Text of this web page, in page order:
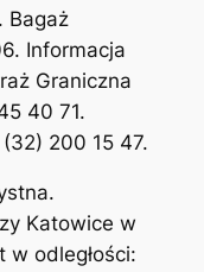
Bagaż
Informacja
Graniczna
40 71.
200 15 47.
Katowice w
w odległości: